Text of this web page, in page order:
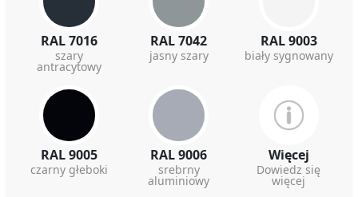
RAL 7016
szary
antracytowy
RAL 7042
jasny szary
RAL 9003
biały sygnowany
RAL 9005
czarny głeboki
RAL 9006
srebrny
aluminiowy
Więcej
Dowiedz się
więcej